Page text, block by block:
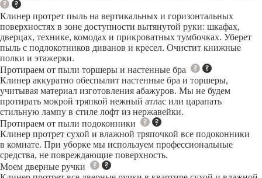
7
Клинер протрет пыль на вертикальных и горизонтальных
поверхностях в зоне доступности вытянутой руки: шкафах,
дверцах, технике, комодах и прикроватных тумбочках. Уберет
пыль с подлокотников диванов и кресел. Очистит книжные
полки и этажерки.
Протираем от пыли торшеры и настенные бра
Клинер аккуратно обеспылит настенные бра и торшеры,
учитывая материал изготовления абажуров. Мы не будем
протирать мокрой тряпкой нежный атлас или царапать
стильную лампу в стиле лофт из нержавейки.
Протираем от пыли подоконники
Клинер протрет сухой и влажной тряпочкой все подоконники
в комнате. При уборке мы используем профессиональные
средства, не повреждающие поверхность.
Моем дверные ручки